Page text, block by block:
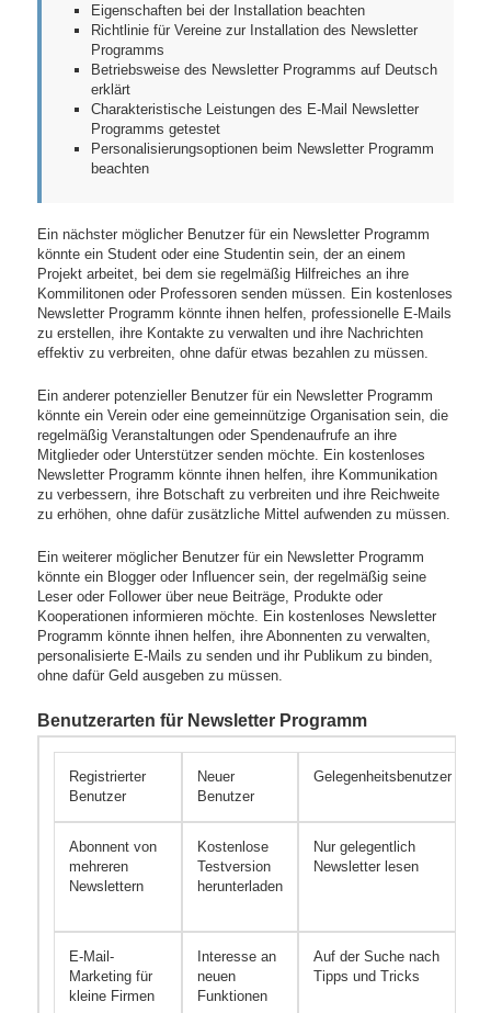
Eigenschaften bei der Installation beachten
Richtlinie für Vereine zur Installation des Newsletter
Programms
Betriebsweise des Newsletter Programms auf Deutsch
erklärt
Charakteristische Leistungen des E-Mail Newsletter
Programms getestet
Personalisierungsoptionen beim Newsletter Programm
beachten
Ein nächster möglicher Benutzer für ein Newsletter Programm
könnte ein Student oder eine Studentin sein, der an einem
Projekt arbeitet, bei dem sie regelmäßig Hilfreiches an ihre
Kommilitonen oder Professoren senden müssen. Ein kostenloses
Newsletter Programm könnte ihnen helfen, professionelle E-Mails
zu erstellen, ihre Kontakte zu verwalten und ihre Nachrichten
effektiv zu verbreiten, ohne dafür etwas bezahlen zu müssen.
Ein anderer potenzieller Benutzer für ein Newsletter Programm
könnte ein Verein oder eine gemeinnützige Organisation sein, die
regelmäßig Veranstaltungen oder Spendenaufrufe an ihre
Mitglieder oder Unterstützer senden möchte. Ein kostenloses
Newsletter Programm könnte ihnen helfen, ihre Kommunikation
zu verbessern, ihre Botschaft zu verbreiten und ihre Reichweite
zu erhöhen, ohne dafür zusätzliche Mittel aufwenden zu müssen.
Ein weiterer möglicher Benutzer für ein Newsletter Programm
könnte ein Blogger oder Influencer sein, der regelmäßig seine
Leser oder Follower über neue Beiträge, Produkte oder
Kooperationen informieren möchte. Ein kostenloses Newsletter
Programm könnte ihnen helfen, ihre Abonnenten zu verwalten,
personalisierte E-Mails zu senden und ihr Publikum zu binden,
ohne dafür Geld ausgeben zu müssen.
Benutzerarten für Newsletter Programm
Registrierter
Benutzer
Neuer
Benutzer
Gelegenheitsbenutzer
Abonnent von
mehreren
Newslettern
Kostenlose
Testversion
herunterladen
Nur gelegentlich
Newsletter lesen
E-Mail-
Marketing für
kleine Firmen
Interesse an
neuen
Funktionen
Auf der Suche nach
Tipps und Tricks